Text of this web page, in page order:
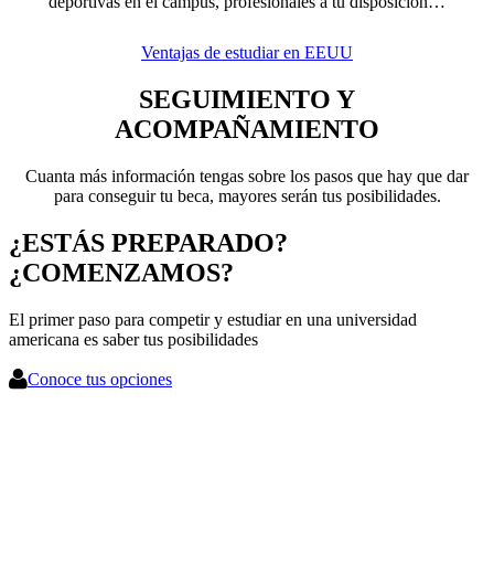
Ventajas de estudiar en EEUU
SEGUIMIENTO Y
ACOMPAÑAMIENTO
Cuanta más información tengas sobre los pasos que hay que dar
para conseguir tu beca, mayores serán tus posibilidades.
¿ESTÁS PREPARADO?
¿COMENZAMOS?
El primer paso para competir y estudiar en una universidad
americana es saber tus posibilidades
Conoce tus opciones